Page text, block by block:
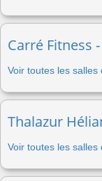
Carré Fitness
Voir toutes les
Thalazur
Voir toutes les